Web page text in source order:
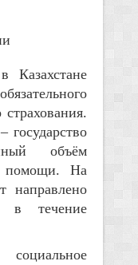
государство
объём
помощи. На
направлено
в течение